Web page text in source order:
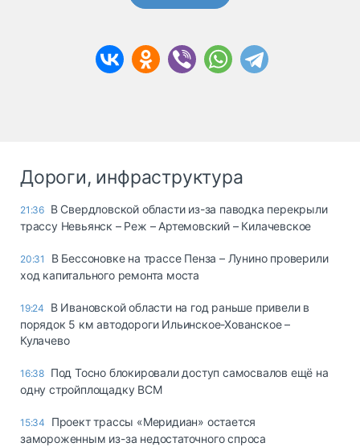
Дороги, инфраструктура
21:36 В Свердловской области из-за паводка перекрыли
трассу Невьянск – Реж – Артемовский – Килачевское
20:31
В Бессоновке на трассе Пенза – Лунино проверили
ход капитального ремонта моста
19:24
В Ивановской области на год раньше привели в
порядок 5 км автодороги Ильинское-Хованское –
Кулачево
16:38 Под Тосно блокировали доступ самосвалов ещё на
одну стройплощадку ВСМ
15:34
Проект трассы «Меридиан» остается
замороженным из-за недостаточного спроса